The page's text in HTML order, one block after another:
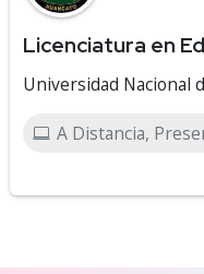
Licenciatura en
Universidad Nacional
A Distancia,